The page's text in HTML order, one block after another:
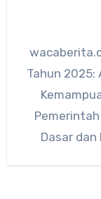
Tahun 2025:
Dasar